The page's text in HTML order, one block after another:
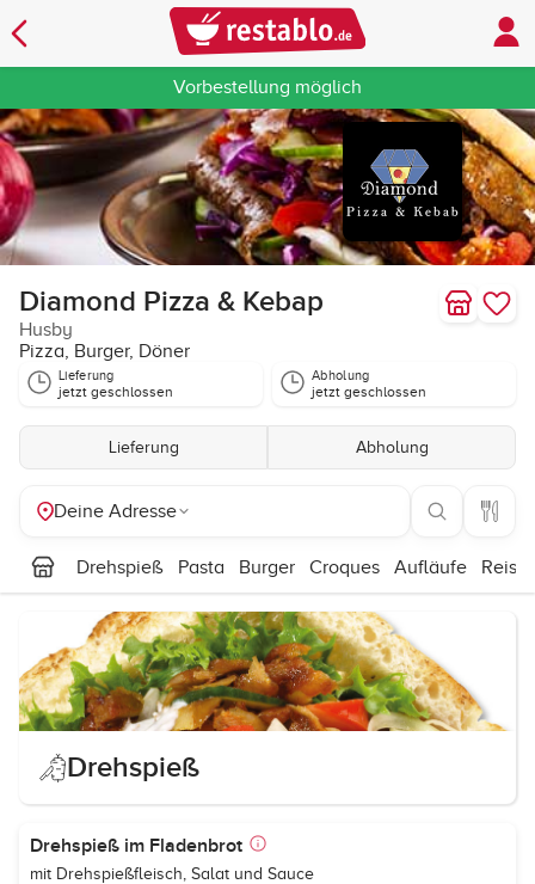
Vorbestellung möglich
Diamond Pizza & Kebap
Husby
Pizza, Burger, Döner
Lieferung
jetzt geschlossen
Abholung
jetzt geschlossen
Lieferung Abholung
Deine Adresse
Drehspieß Pasta Burger Croques Aufläufe
Drehspieß
Drehspieß im Fladenbrot
mit Drehspießfleisch, Salat und Sauce